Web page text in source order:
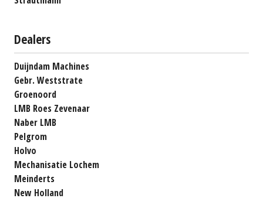
Dealers
Duijndam Machines
Gebr. Weststrate
Groenoord
LMB Roes Zevenaar
Naber LMB
Pelgrom
Holvo
Mechanisatie Lochem
Meinderts
New Holland